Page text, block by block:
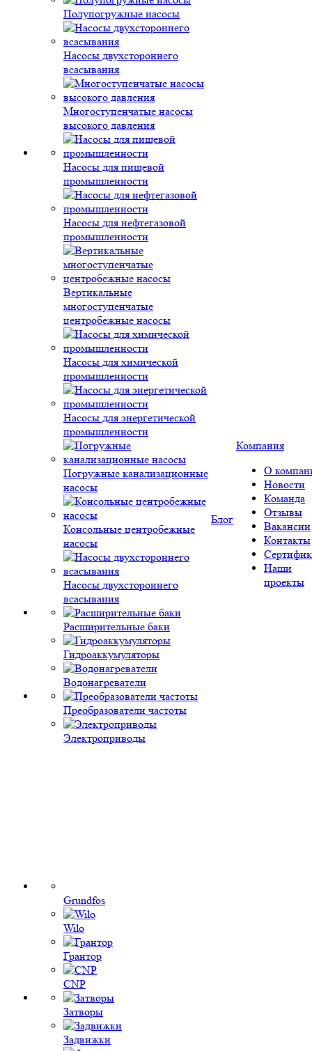
Полупогружные насосы
Насосы двухстороннего
всасывания
Многоступенчатые насосы
высокого давления
Насосы для пищевой
промышленности
Насосы для нефтегазовой
промышленности
Вертикальные
многоступенчатые
центробежные насосы
Насосы для химической
промышленности
Насосы для энергетической
промышленности
Погружные канализационные
насосы
Консольные центробежные
насосы
Насосы двухстороннего
всасывания
Расширительные баки
Гидроаккумуляторы
Водонагреватели
Преобразователи частоты
Электроприводы
Grundfos
Wilo
Грантор
CNP
Затворы
Задвижки
Блог
Компания
О
Новости
Команда
Отзывы
Вакансии
Контакты
Наши
проекты